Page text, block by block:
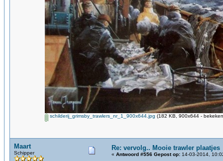
schilderij_grimsby_trawlers_nr_1_900x644.jpg (182 KB, 900x644 -
Maart
Schipper
Re: vervolg.. Mooie trawler plaatjes
« Antwoord #556 Gepost op: 14-03-2014,